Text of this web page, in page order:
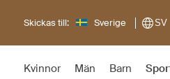
Skickas till: Sverige SV
Kvinnor Män Barn